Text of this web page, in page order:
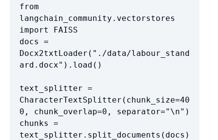
from
langchain_community.vectorstores
import FAISS
docs =
Docx2txtLoader("./data/labour_stand
ard.docx").load()
text_splitter =
CharacterTextSplitter(chunk_size=40
0, chunk_overlap=0, separator="\n")
chunks =
text_splitter.split_documents(docs)